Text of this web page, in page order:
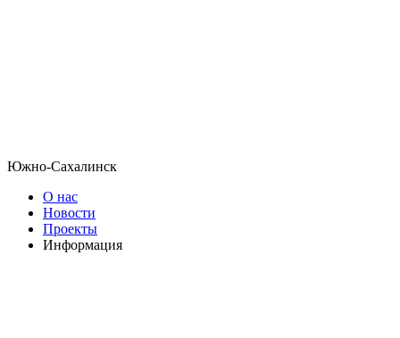
Южно-Сахалинск
О нас
Новости
Проекты
Информация